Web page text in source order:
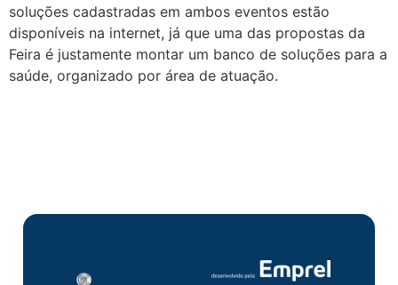
soluções cadastradas em ambos eventos estão
disponíveis na internet, já que uma das propostas da
Feira é justamente montar um banco de soluções para a
saúde, organizado por área de atuação.